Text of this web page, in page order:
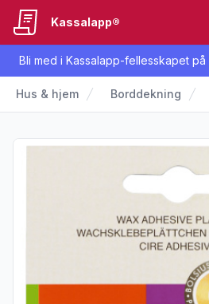
Bli med i Kassalapp-fellesskapet på
Kassalapp®
Hus & hjem Borddekning